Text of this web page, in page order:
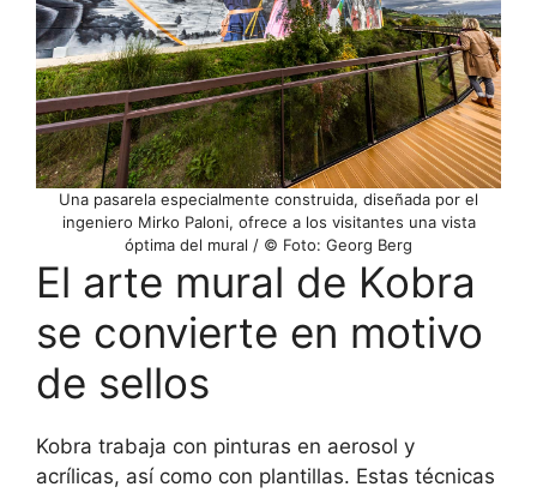
Una pasarela especialmente construida, diseñada por el
ingeniero Mirko Paloni, ofrece a los visitantes una vista
óptima del mural / © Foto: Georg Berg
El arte mural de Kobra
se convierte en motivo
de sellos
Kobra trabaja con pinturas en aerosol y
acrílicas, así como con plantillas. Estas técnicas